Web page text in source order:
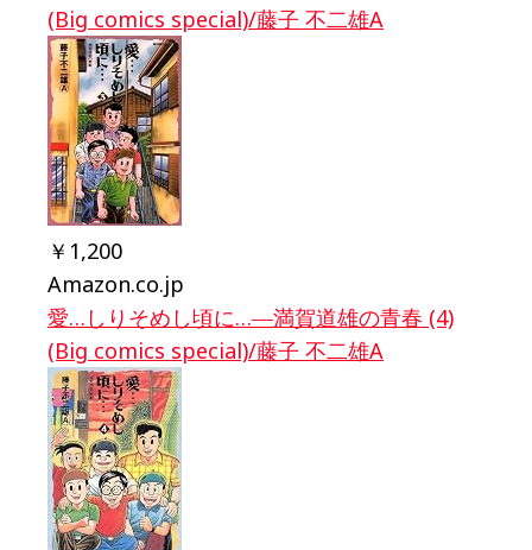
(Big comics special)/藤子 不二雄A
￥1,200
Amazon.co.jp
愛…しりそめし頃に…―満賀道雄の青春 (4)
(Big comics special)/藤子 不二雄A